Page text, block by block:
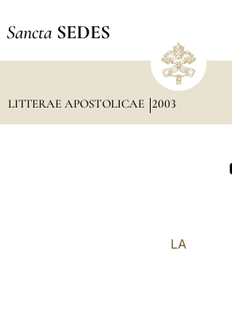
Sancta SEDES
LITTERAE APOSTOLICAE 2003
LA